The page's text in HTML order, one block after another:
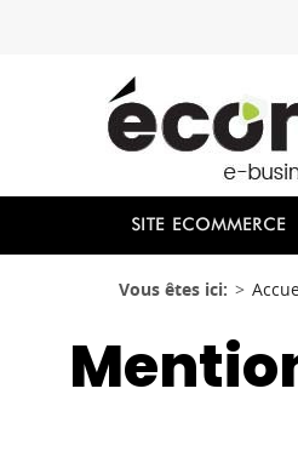
SITE ECOMMERCE
Vous êtes ici: